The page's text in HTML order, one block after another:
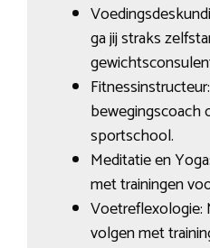
ga jij straks
bewegingscoach
sportschool.
Meditatie en
met trainingen
Voetreflexologie:
volgen met